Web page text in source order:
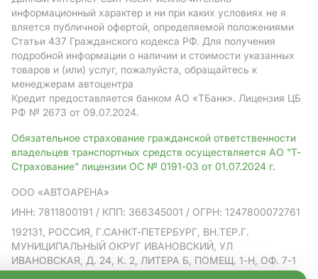
информационный характер и ни при каких условиях не я
вляется публичной офертой, определяемой положениями
Статьи 437 Гражданского кодекса РФ. Для получения
подробной информации о наличии и стоимости указанных
товаров и (или) услуг, пожалуйста, обращайтесь к
менеджерам автоцентра
Кредит предоставляется банком АO «ТБанк». Лицензия ЦБ
РФ № 2673 от 09.07.2024.
Обязательное страхование гражданской ответственности
владельцев транспортных средств осуществляется АО "Т-
Страхование" лицензии ОС № 0191-03 от 01.07.2024 г.
ООО «АВТОАРЕНА»
ИНН: 7811800191 / КПП: 366345001 / ОГРН: 1247800072761
192131, РОССИЯ, Г.САНКТ-ПЕТЕРБУРГ, ВН.ТЕР.Г.
МУНИЦИПАЛЬНЫЙ ОКРУГ ИВАНОВСКИЙ, УЛ
ИВАНОВСКАЯ, Д. 24, К. 2, ЛИТЕРА Б, ПОМЕЩ. 1-Н, ОФ. 7-1